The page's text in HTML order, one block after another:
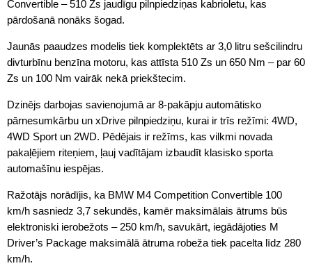
Convertible – 510 Zs jaudīgu pilnpiedziņas kabrioletu, kas
pārdošanā nonāks šogad.
Jaunās paaudzes modelis tiek komplektēts ar 3,0 litru sešcilindru
divturbīnu benzīna motoru, kas attīsta 510 Zs un 650 Nm – par 60
Zs un 100 Nm vairāk nekā priekštecim.
Dzinējs darbojas savienojumā ar 8-pakāpju automātisko
pārnesumkārbu un xDrive pilnpiedziņu, kurai ir trīs režīmi: 4WD,
4WD Sport un 2WD. Pēdējais ir režīms, kas vilkmi novada
pakaļējiem riteņiem, ļauj vadītājam izbaudīt klasisko sporta
automašīnu iespējas.
Ražotājs norādījis, ka BMW M4 Competition Convertible 100
km/h sasniedz 3,7 sekundēs, kamēr maksimālais ātrums būs
elektroniski ierobežots – 250 km/h, savukārt, iegādājoties M
Driver’s Package maksimālā ātruma robeža tiek pacelta līdz 280
km/h.